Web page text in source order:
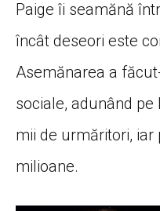
Paige îi seamănă
încât deseori este
Asemănarea a
sociale, adunând
mii de urmăritori, iar
milioane.